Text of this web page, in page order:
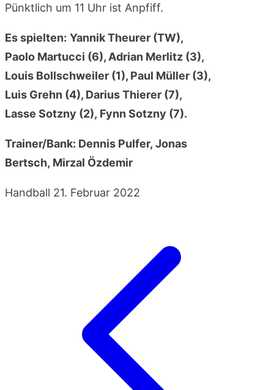
Pünktlich um 11 Uhr ist Anpfiff.
Es spielten: Yannik Theurer (TW),
Paolo Martucci (6), Adrian Merlitz (3),
Louis Bollschweiler (1), Paul Müller (3),
Luis Grehn (4), Darius Thierer (7),
Lasse Sotzny (2), Fynn Sotzny (7).
Trainer/Bank: Dennis Pulfer, Jonas
Bertsch, Mirzal Özdemir
Handball 21. Februar 2022